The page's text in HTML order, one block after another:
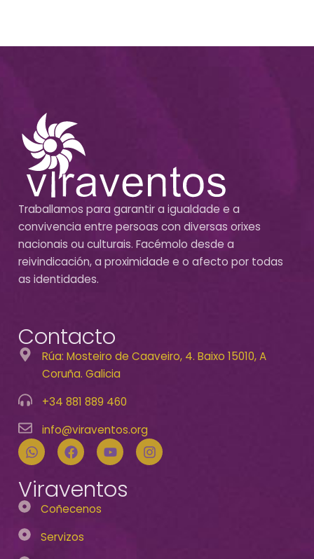
Traballamos para garantir a igualdade e a
convivencia entre persoas con diversas orixes
nacionais ou culturais. Facémolo desde a
reivindicación, a proximidade e o afecto por todas
as identidades.
Contacto
Rúa: Mosteiro de Caaveiro, 4. Baixo 15010, A
Coruña. Galicia
+34 881 889 460
info@viraventos.org
Viraventos
Coñecenos
Servizos